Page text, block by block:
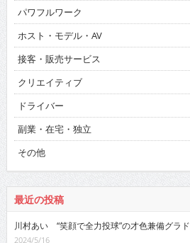
パワフルワーク
ホスト・モデル・AV
接客・販売サービス
クリエイティブ
ドライバー
副業・在宅・独立
その他
最近の投稿
川村あい “笑顔で全力投球”の才色兼備グラ
2024/5/16